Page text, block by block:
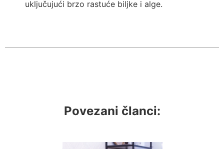
uključujući brzo rastuće biljke i alge.
Povezani članci: